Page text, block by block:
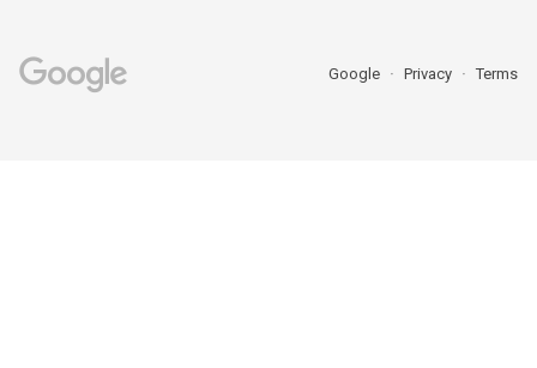
Google Privacy Terms